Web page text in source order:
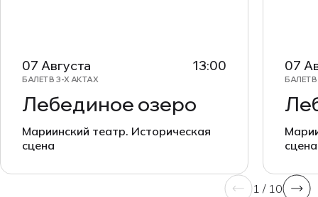
07 Августа 13:00
БАЛЕТ В 3-Х АКТАХ
Лебединое озеро
Мариинский театр. Историческая
сцена
07
БАЛЕТ
сцена
1 / 10